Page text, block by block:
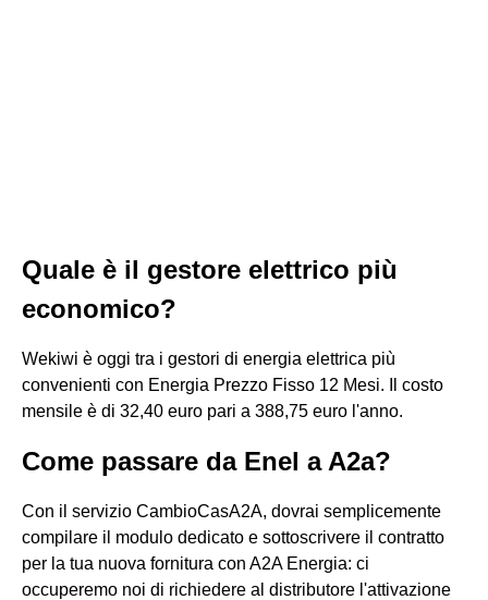
Quale è il gestore elettrico più
economico?
Wekiwi è oggi tra i gestori di energia elettrica più
convenienti con Energia Prezzo Fisso 12 Mesi. Il costo
mensile è di 32,40 euro pari a 388,75 euro l'anno.
Come passare da Enel a A2a?
Con il servizio CambioCasA2A, dovrai semplicemente
compilare il modulo dedicato e sottoscrivere il contratto
per la tua nuova fornitura con A2A Energia: ci
occuperemo noi di richiedere al distributore l'attivazione